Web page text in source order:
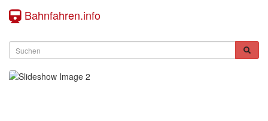
Bahnfahren.info